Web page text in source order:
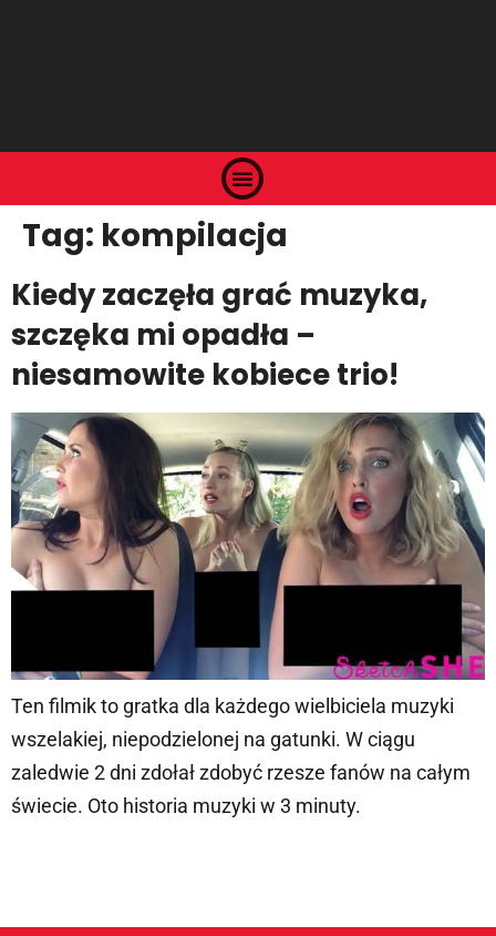
Tag: kompilacja
Kiedy zaczęła grać muzyka,
szczęka mi opadła –
niesamowite kobiece trio!
Ten filmik to gratka dla każdego wielbiciela muzyki
wszelakiej, niepodzielonej na gatunki. W ciągu
zaledwie 2 dni zdołał zdobyć rzesze fanów na całym
świecie. Oto historia muzyki w 3 minuty.